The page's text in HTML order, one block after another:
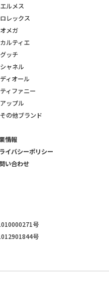
エルメス
ロレックス
オメガ
カルティエ
グッチ
シャネル
ディオール
ティファニー
アップル
その他ブランド
情報
イバシーポリシー
い合わせ
号
号